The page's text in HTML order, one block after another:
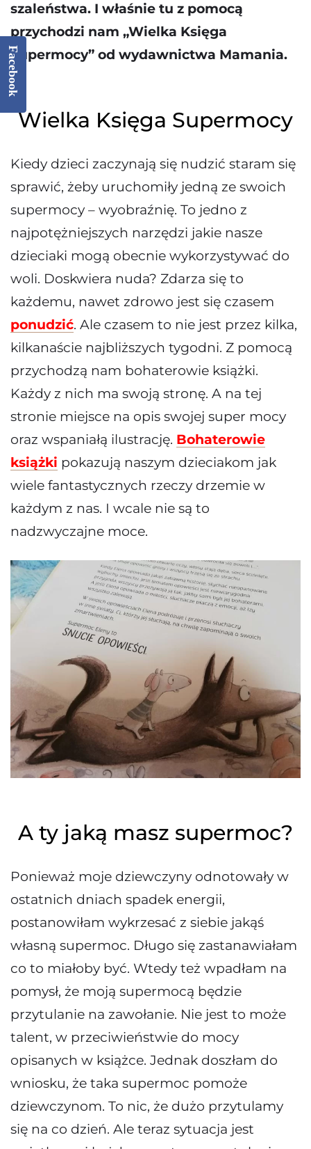
szaleństwa. I właśnie tu z pomocą
przychodzi nam „Wielka Księga
Supermocy” od wydawnictwa Mamania.
Wielka Księga Supermocy
Kiedy dzieci zaczynają się nudzić staram się
sprawić, żeby uruchomiły jedną ze swoich
supermocy – wyobraźnię. To jedno z
najpotężniejszych narzędzi jakie nasze
dzieciaki mogą obecnie wykorzystywać do
woli. Doskwiera nuda? Zdarza się to
każdemu, nawet zdrowo jest się czasem
ponudzić. Ale czasem to nie jest przez kilka,
kilkanaście najbliższych tygodni. Z pomocą
przychodzą nam bohaterowie książki.
Każdy z nich ma swoją stronę. A na tej
stronie miejsce na opis swojej super mocy
oraz wspaniałą ilustrację. Bohaterowie
książki pokazują naszym dzieciakom jak
wiele fantastycznych rzeczy drzemie w
każdym z nas. I wcale nie są to
nadzwyczajne moce.
A ty jaką masz supermoc?
Ponieważ moje dziewczyny odnotowały w
ostatnich dniach spadek energii,
postanowiłam wykrzesać z siebie jakąś
własną supermoc. Długo się zastanawiałam
co to miałoby być. Wtedy też wpadłam na
pomysł, że moją supermocą będzie
przytulanie na zawołanie. Nie jest to może
talent, w przeciwieństwie do mocy
opisanych w książce. Jednak doszłam do
wniosku, że taka supermoc pomoże
dziewczynom. To nic, że dużo przytulamy
się na co dzień. Ale teraz sytuacja jest
Facebook